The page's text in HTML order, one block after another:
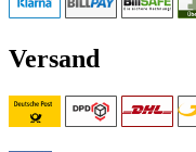
Versand